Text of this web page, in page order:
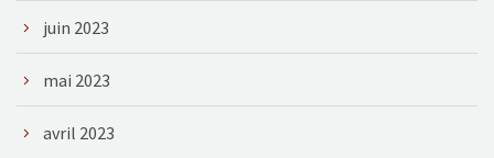
juin 2023
mai 2023
avril 2023